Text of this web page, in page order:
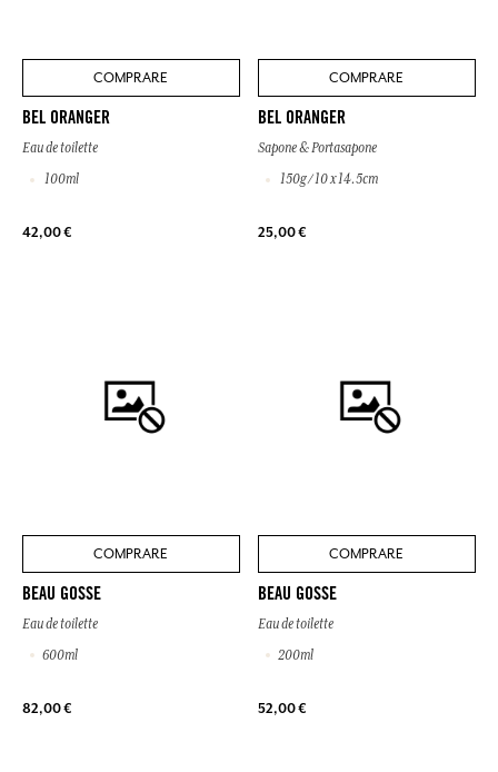
COMPRARE
BEL ORANGER
Eau de toilette
100ml
42,00 €
COMPRARE
BEL ORANGER
Sapone & Portasapone
150g / 10 x 14.5cm
25,00 €
COMPRARE
BEAU GOSSE
Eau de toilette
600ml
82,00 €
COMPRARE
BEAU GOSSE
Eau de toilette
200ml
52,00 €